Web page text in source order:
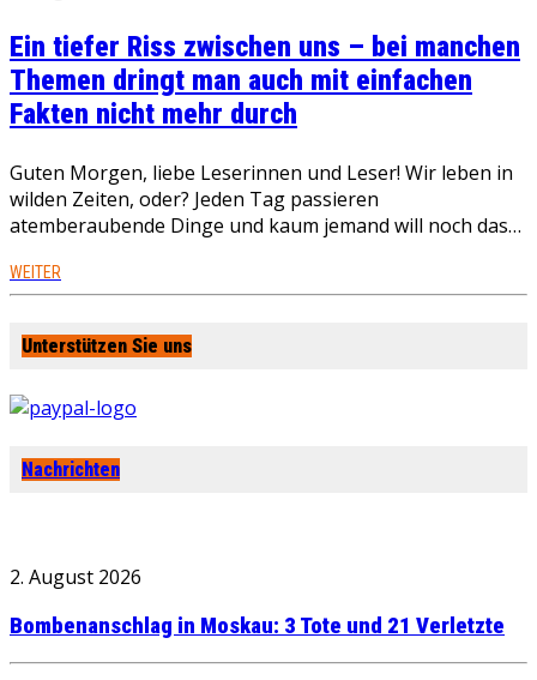
Ein tiefer Riss zwischen uns – bei manchen
Themen dringt man auch mit einfachen
Fakten nicht mehr durch
Guten Morgen, liebe Leserinnen und Leser! Wir leben in
wilden Zeiten, oder? Jeden Tag passieren
atemberaubende Dinge und kaum jemand will noch das…
WEITER
Unterstützen Sie uns
Nachrichten
2. August 2026
Bombenanschlag in Moskau: 3 Tote und 21 Verletzte